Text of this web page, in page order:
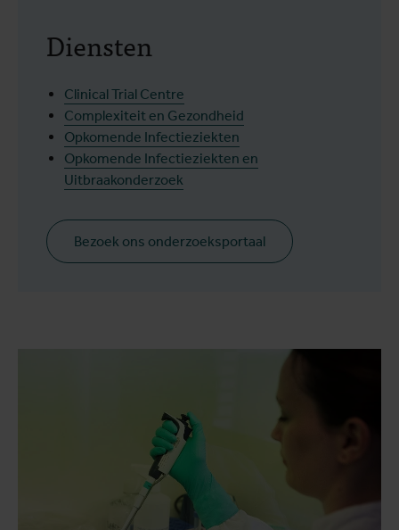
Diensten
Clinical Trial Centre
Complexiteit en Gezondheid
Opkomende Infectieziekten
Opkomende Infectieziekten en
Uitbraakonderzoek
Bezoek ons onderzoeksportaal